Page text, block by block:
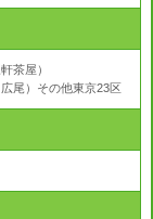
茶屋）
尾）その他東京23区